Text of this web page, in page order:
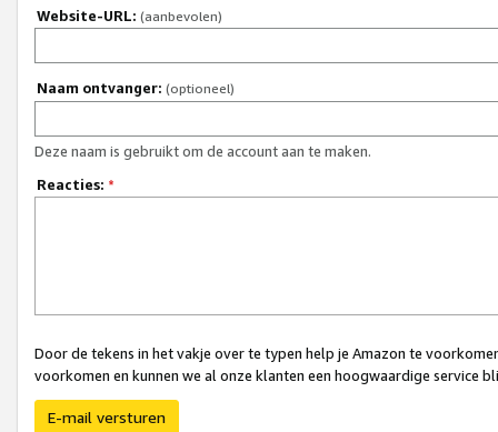
Website-URL: (aanbevolen)
Naam ontvanger: (optioneel)
Deze naam is gebruikt om de account aan te maken.
Reacties: *
Door de tekens in het vakje over te typen help je Amazon te
voorkomen en kunnen we al onze klanten een hoogwaardige service
E-mail versturen